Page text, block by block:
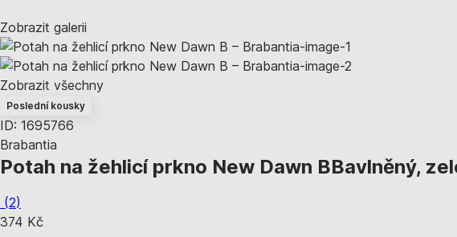
Zobrazit galerii
Zobrazit všechny
Poslední kousky
ID: 1695766
Brabantia
Potah na žehlicí prkno New Dawn BBavlněný,
(2)
374 Kč